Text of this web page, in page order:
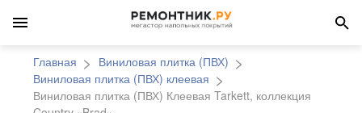
Главная
Виниловая плитка (ПВХ)
Виниловая плитка (ПВХ) клеевая
Виниловая плитка (ПВХ) Клеевая Tarkett, коллекция